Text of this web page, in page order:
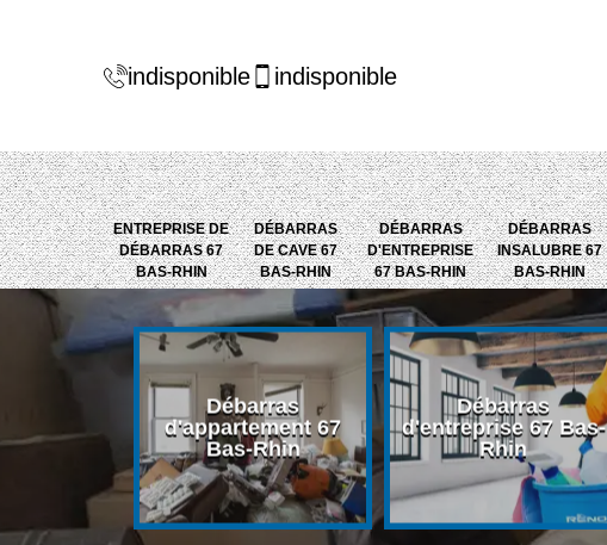
indisponible indisponible
ENTREPRISE DE
DÉBARRAS 67
BAS-RHIN
DÉBARRAS
DE CAVE 67
BAS-RHIN
DÉBARRAS
D'ENTREPRISE
67 BAS-RHIN
DÉBARRAS
INSALUBRE 67
BAS-RHIN
Débarras
d'appartement 67
Bas-Rhin
Débarras
d'entreprise 67 Bas-
Rhin